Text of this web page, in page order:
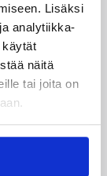
Lisäksi
analytiikka-
käytät
näitä
tai joita on
EM-
19.30